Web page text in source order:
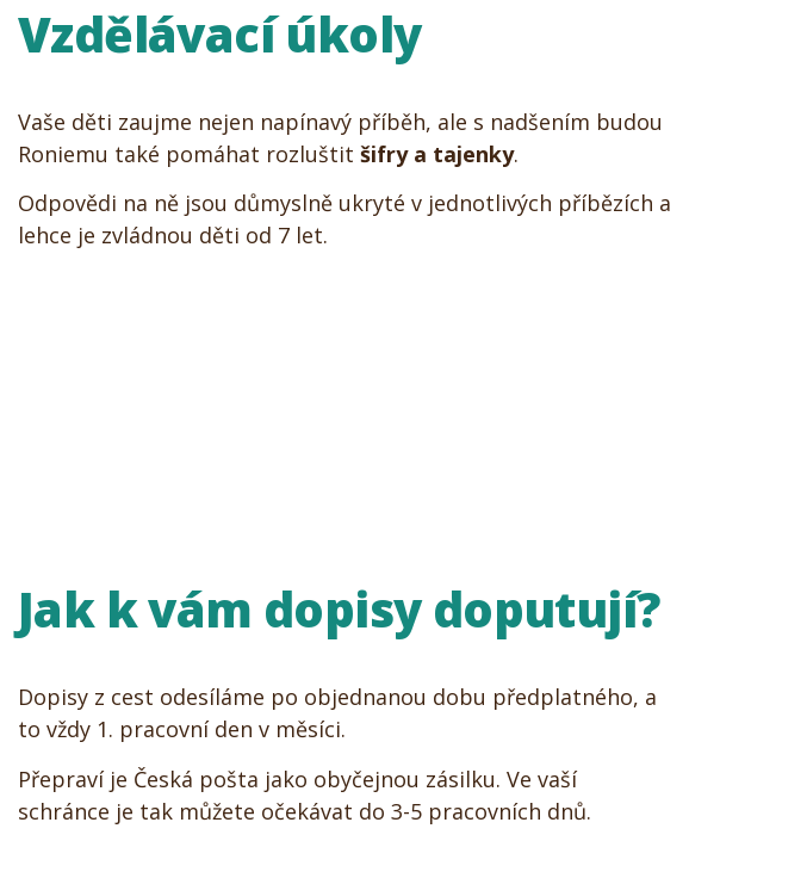
Vzdělávací úkoly
Vaše děti zaujme nejen napínavý příběh, ale s nadšením budou
Roniemu také pomáhat rozluštit šifry a tajenky.
Odpovědi na ně jsou důmyslně ukryté v jednotlivých příbězích a
lehce je zvládnou děti od 7 let.
Jak k vám dopisy doputují?
Dopisy z cest odesíláme po objednanou dobu předplatného, a
to vždy 1. pracovní den v měsíci.
Přepraví je Česká pošta jako obyčejnou zásilku. Ve vaší
schránce je tak můžete očekávat do 3-5 pracovních dnů.